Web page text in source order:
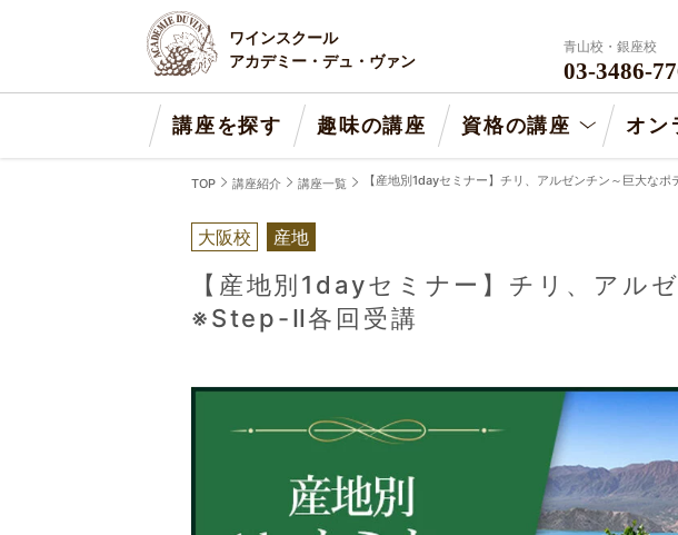
ワインスクール
アカデミー・デュ・ヴァン
青山校・銀座校
03-3486-
講座を探す 趣味の講座 資格の講座 オン
TOP 講座紹介 講座一覧 【産地別1dayセミナー】チリ、アルゼンチン～巨大な
大阪校 産地
【産地別1dayセミナー】チリ、アル
※Step-Ⅱ各回受講